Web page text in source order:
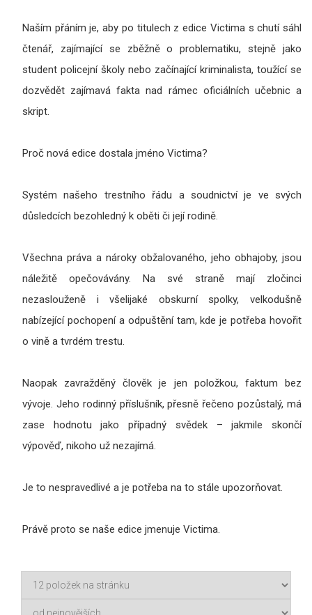
Naším přáním je, aby po titulech z edice Victima s chutí sáhl
čtenář, zajímající se zběžně o problematiku, stejně jako
student policejní školy nebo začínající kriminalista, toužící se
dozvědět zajímavá fakta nad rámec oficiálních učebnic a
skript.
Proč nová edice dostala jméno Victima?
Systém našeho trestního řádu a soudnictví je ve svých
důsledcích bezohledný k oběti či její rodině.
Všechna práva a nároky obžalovaného, jeho obhajoby, jsou
náležitě opečovávány. Na své straně mají zločinci
nezaslouženě i všelijaké obskurní spolky, velkodušně
nabízející pochopení a odpuštění tam, kde je potřeba hovořit
o vině a tvrdém trestu.
Naopak zavražděný člověk je jen položkou, faktum bez
vývoje. Jeho rodinný příslušník, přesně řečeno pozůstalý, má
zase hodnotu jako případný svědek – jakmile skončí
výpověď, nikoho už nezajímá.
Je to nespravedlivé a je potřeba na to stále upozorňovat.
Právě proto se naše edice jmenuje Victima.